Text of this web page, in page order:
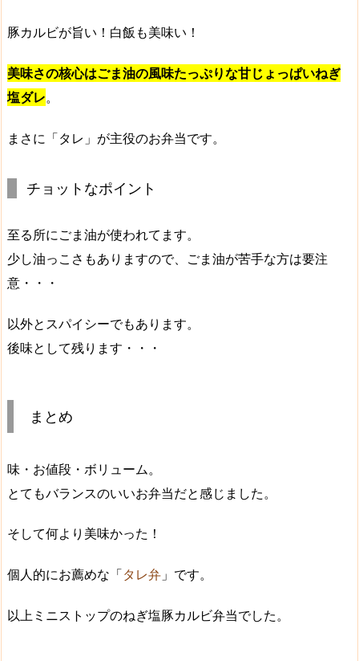
豚カルビが旨い！白飯も美味い！
美味さの核心はごま油の風味たっぷりな甘じょっぱいねぎ
塩ダレ。
まさに 「タレ」が主役のお弁当です。
チョットなポイント
至る所にごま油が使われてます。
少し油っこさもありますので、ごま油が苦手な方は要注
意・・・
以外とスパイシーでもあります。
後味として残ります・・・
まとめ
味・お値段・ボリューム。
とてもバランスのいいお弁当だと感じました。
そして何より 美味かった！
個人的にお薦めな「タレ弁 」です。
以上ミニストップのねぎ塩豚カルビ弁当でした。